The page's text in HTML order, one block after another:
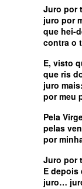
Juro por
juro por
que hei-
contra o
E, visto
que ris
juro
por meu
Pela
pelas
por
Juro por
E depois
juro…